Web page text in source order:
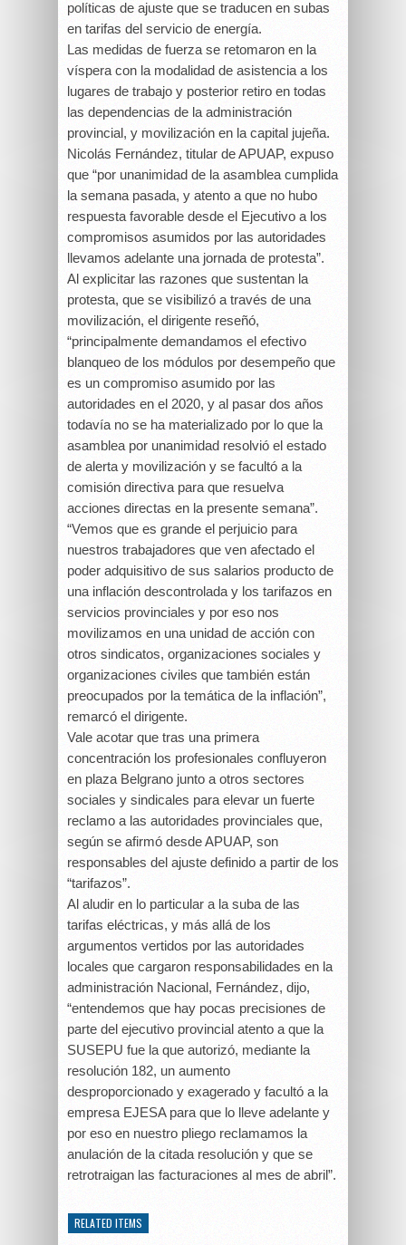
políticas de ajuste que se traducen en subas
en tarifas del servicio de energía.
Las medidas de fuerza se retomaron en la
víspera con la modalidad de asistencia a los
lugares de trabajo y posterior retiro en todas
las dependencias de la administración
provincial, y movilización en la capital jujeña.
Nicolás Fernández, titular de APUAP, expuso
que “por unanimidad de la asamblea cumplida
la semana pasada, y atento a que no hubo
respuesta favorable desde el Ejecutivo a los
compromisos asumidos por las autoridades
llevamos adelante una jornada de protesta”.
Al explicitar las razones que sustentan la
protesta, que se visibilizó a través de una
movilización, el dirigente reseñó,
“principalmente demandamos el efectivo
blanqueo de los módulos por desempeño que
es un compromiso asumido por las
autoridades en el 2020, y al pasar dos años
todavía no se ha materializado por lo que la
asamblea por unanimidad resolvió el estado
de alerta y movilización y se facultó a la
comisión directiva para que resuelva
acciones directas en la presente semana”.
“Vemos que es grande el perjuicio para
nuestros trabajadores que ven afectado el
poder adquisitivo de sus salarios producto de
una inflación descontrolada y los tarifazos en
servicios provinciales y por eso nos
movilizamos en una unidad de acción con
otros sindicatos, organizaciones sociales y
organizaciones civiles que también están
preocupados por la temática de la inflación”,
remarcó el dirigente.
Vale acotar que tras una primera
concentración los profesionales confluyeron
en plaza Belgrano junto a otros sectores
sociales y sindicales para elevar un fuerte
reclamo a las autoridades provinciales que,
según se afirmó desde APUAP, son
responsables del ajuste definido a partir de los
“tarifazos”.
Al aludir en lo particular a la suba de las
tarifas eléctricas, y más allá de los
argumentos vertidos por las autoridades
locales que cargaron responsabilidades en la
administración Nacional, Fernández, dijo,
“entendemos que hay pocas precisiones de
parte del ejecutivo provincial atento a que la
SUSEPU fue la que autorizó, mediante la
resolución 182, un aumento
desproporcionado y exagerado y facultó a la
empresa EJESA para que lo lleve adelante y
por eso en nuestro pliego reclamamos la
anulación de la citada resolución y que se
retrotraigan las facturaciones al mes de abril”.
RELATED ITEMS